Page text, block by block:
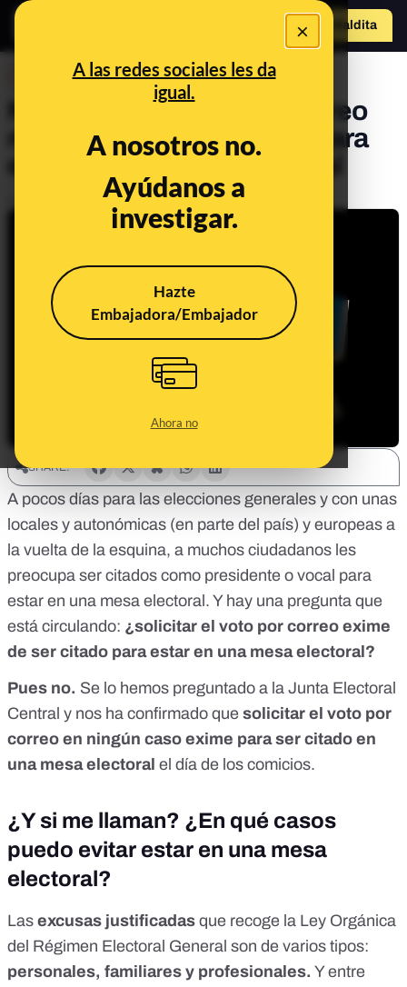
×
A las redes sociales les da
igual.
A nosotros no.
Ayúdanos a
investigar.
Hazte
Embajadora/Embajador
Ahora no
Hazte Maldito
No, solicitar el voto por correo
no te exime de ser citado para
estar en una mesa electoral
Sep 19, 2019, 4:37:04 PM
SHARE:
A pocos días para las elecciones generales y con unas
locales y autonómicas (en parte del país) y europeas a
la vuelta de la esquina, a muchos ciudadanos les
preocupa ser citados como presidente o vocal para
estar en una mesa electoral. Y hay una pregunta que
está circulando: ¿solicitar el voto por correo exime
de ser citado para estar en una mesa electoral?
Pues no. Se lo hemos preguntado a la Junta Electoral
Central y nos ha confirmado que solicitar el voto por
correo en ningún caso exime para ser citado en
una mesa electoral el día de los comicios.
¿Y si me llaman? ¿En qué casos
puedo evitar estar en una mesa
electoral?
Las excusas justificadas que recoge la Ley Orgánica
del Régimen Electoral General son de varios tipos:
personales, familiares y profesionales. Y entre